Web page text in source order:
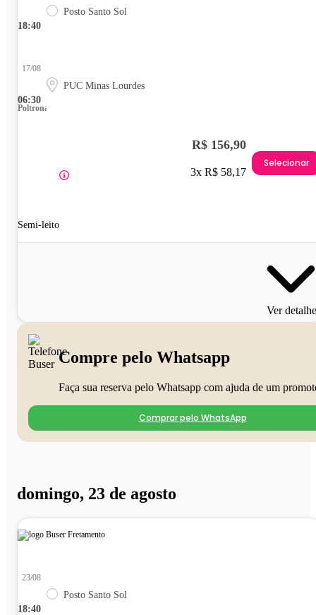
18:40
Posto Santo Sol
06:30
17/08
PUC Minas Lourdes
Poltrona
Semi-leito
R$ 156,90
3x R$ 58,17
Selecionar
Ver
Compre pelo Whatsapp
Faça sua reserva pelo Whatsapp com ajuda de um
Comprar pelo WhatsApp
domingo, 23 de agosto
18:40
23/08
Posto Santo Sol